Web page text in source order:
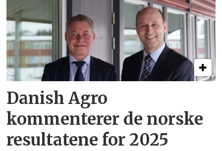
Danish Agro
kommenterer de norske
resultatene for 2025